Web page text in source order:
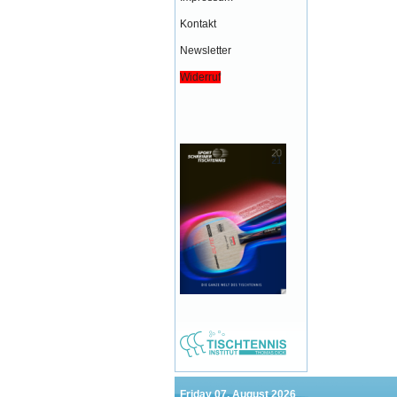
Kontakt
Newsletter
Widerruf
Friday 07. August 2026